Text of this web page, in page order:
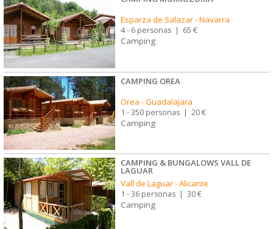
Esparza de Salazar-Navarra
4 - 6 personas | 65 €
Camping
CAMPING OREA
Orea -Guadalajara
1 - 350 personas | 20 €
Camping
CAMPING & BUNGALOWS VALL DE
LAGUAR
Vall de Laguar-Alicante
1 - 36 personas 30 €
Camping